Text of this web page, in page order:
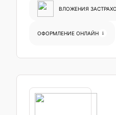
ВЛОЖЕНИЯ
ОФОРМЛЕНИЕ ОНЛАЙН i